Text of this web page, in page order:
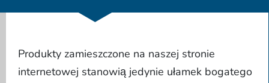
Produkty zamieszczone na naszej stronie
internetowej stanowią jedynie ułamek bogatego